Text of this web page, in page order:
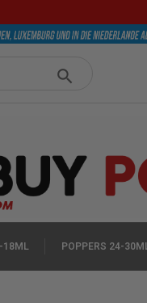
18ML POPPERS 24-